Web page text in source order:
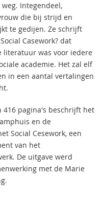
Integendeel,
die bij strijd en
te gedijen. Ze schrijft
Casework? dat
literatuur was voor iedere
academie. Het zal elf
in een aantal vertalingen
416 pagina's beschrijft het
en de
Social Cesework, een
van het
De uitgave werd
met de Marie